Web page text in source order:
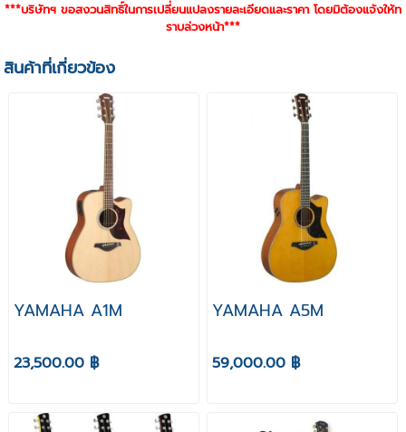
***บริษัทฯ ขอสงวนสิทธิ์ในการเปลี่ยนแปลงรายละเอียดและราคา โดยมิต้องแจ้งให้ท
ราบล่วงหน้า***
สินค้าที่เกี่ยวข้อง
YAMAHA A1M
23,500.00 ฿
YAMAHA A5M
59,000.00 ฿